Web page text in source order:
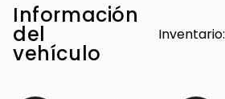
Información
del
vehículo
Inventario: